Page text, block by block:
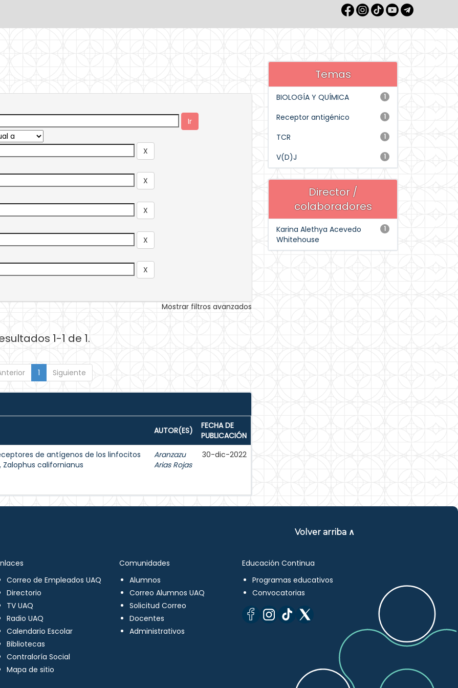
Mostrar filtros avanzados
1-1 de 1.
1 Siguiente
AUTOR(ES)
FECHA DE
PUBLICACIÓN
de antígenos de los linfocitos
Zalophus californianus
Aranzazu
Arias Rojas
30-dic-2022
Temas
1
BIOLOGÍA Y QUÍMICA
1
Receptor antigénico
1
TCR
1
V(D)J
Director /
colaboradores
1
Karina Alethya Acevedo
Whitehouse
Volver arriba ∧
Correo de Empleados UAQ
Directorio
TV UAQ
Radio UAQ
Calendario Escolar
Bibliotecas
Contraloría Social
Mapa de sitio
Comunidades
Alumnos
Correo Alumnos UAQ
Solicitud Correo
Docentes
Administrativos
Educación Continua
Programas educativos
Convocatorias